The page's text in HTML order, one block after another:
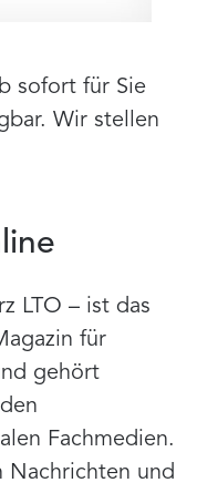
sofort für Sie
Wir stellen
LTO – ist das
für
gehört
Fachmedien.
Nachrichten und